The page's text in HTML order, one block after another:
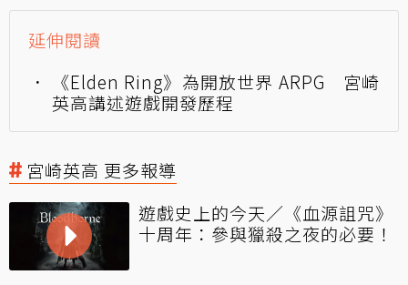
延伸閱讀
《Elden Ring》為開放世界 ARPG 宮崎
英高講述遊戲開發歷程
宮崎英高 更多報導
遊戲史上的今天／《血源詛咒》
十周年：參與獵殺之夜的必要！